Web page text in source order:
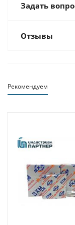
Задать
Отзывы
Рекомендуем